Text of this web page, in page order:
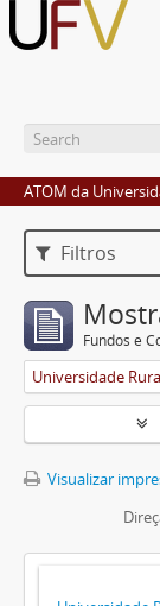
ATOM da
Filtros
Fundos e
Visualizar